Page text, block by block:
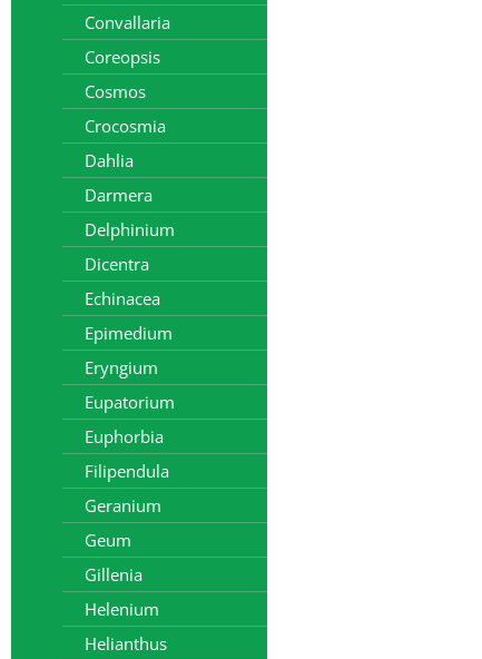
Convallaria
Coreopsis
Cosmos
Crocosmia
Dahlia
Darmera
Delphinium
Dicentra
Echinacea
Epimedium
Eryngium
Eupatorium
Euphorbia
Filipendula
Geranium
Geum
Gillenia
Helenium
Helianthus